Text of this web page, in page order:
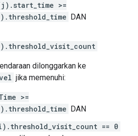
>=
DAN
dilonggarkan ke
jika memenuhi:
>=
DAN
== 0